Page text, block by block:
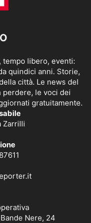
tempo libero, eventi:
quindici anni. Storie,
città. Le news del
perdere, le voci dei
gratuitamente.
Zarrilli
Nere, 24